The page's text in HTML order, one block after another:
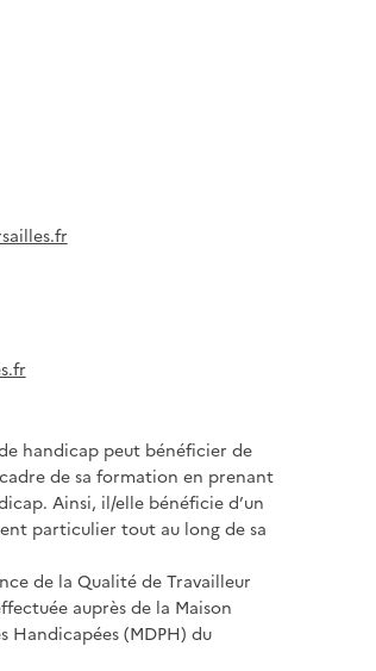
handicap peut bénéficier de
de sa formation en prenant
Ainsi, il/elle bénéficie d’un
particulier tout au long de sa
de la Qualité de Travailleur
auprès de la Maison
Handicapées (MDPH) du